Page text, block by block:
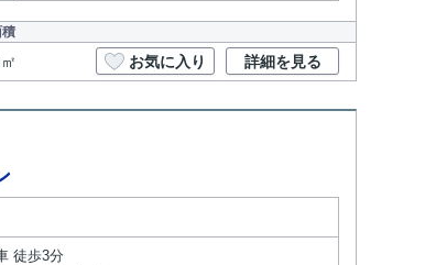
お気に入り 詳細を見る
徒歩3分